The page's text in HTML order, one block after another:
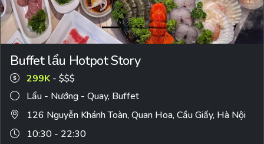
Buffet lẩu Hotpot Story
299K - $$$
Lẩu - Nướng - Quay, Buffet
126 Nguyễn Khánh Toàn, Quan Hoa, Cầu Giấy, Hà Nội
10:30 - 22:30